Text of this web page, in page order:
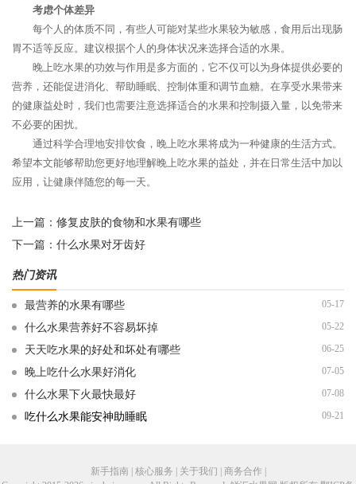
考虑个体差异
每个人的体质不同，有些人可能对某些水果较为敏感，食用后出现肠
胃不适等反应。建议根据个人的身体状况来选择合适的水果。
晚上吃水果的功效与作用是多方面的，它不仅可以为身体提供必要的
营养，还能促进消化、帮助睡眠、控制体重和调节血糖。在享受水果带来
的健康益处时，我们也需要注意选择适合的水果和控制摄入量，以免带来
不必要的困扰。
通过科学合理地安排饮食，晚上吃水果将成为一种健康的生活方式。
希望本文能够帮助您更好地理解晚上吃水果的益处，并在日常生活中加以
应用，让健康伴随您的每一天。
上一篇： 修复皮肤的食物和水果有哪些
下一篇： 什么水果对牙齿好
热门资讯
最营养的水果有哪些 05-17
什么水果营养好不容易坏掉 05-22
天天吃水果的好处和坏处有哪些 06-25
晚上吃什么水果好消化 07-05
什么水果下火最快最好 07-08
吃什么水果能安神助睡眠 09-21
新手指南 | 核心服务 | 关于我们 | 商务合作 |